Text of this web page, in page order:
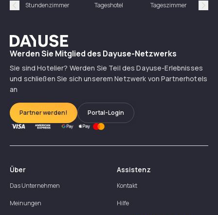
Précédent
Stundenzimmer Tageshotel Tageszimmer
Dayuse
Werden Sie Mitglied des Dayuse-Netzwerks
Sie sind Hotelier? Werden Sie Teil des Dayuse-Erlebnisses
und schließen Sie sich unserem Netzwerk von Partnerhotels
an
Partner werden! Portal-Login
Über
Das Unternehmen
Meinungen
Assistenz
Kontakt
Hilfe